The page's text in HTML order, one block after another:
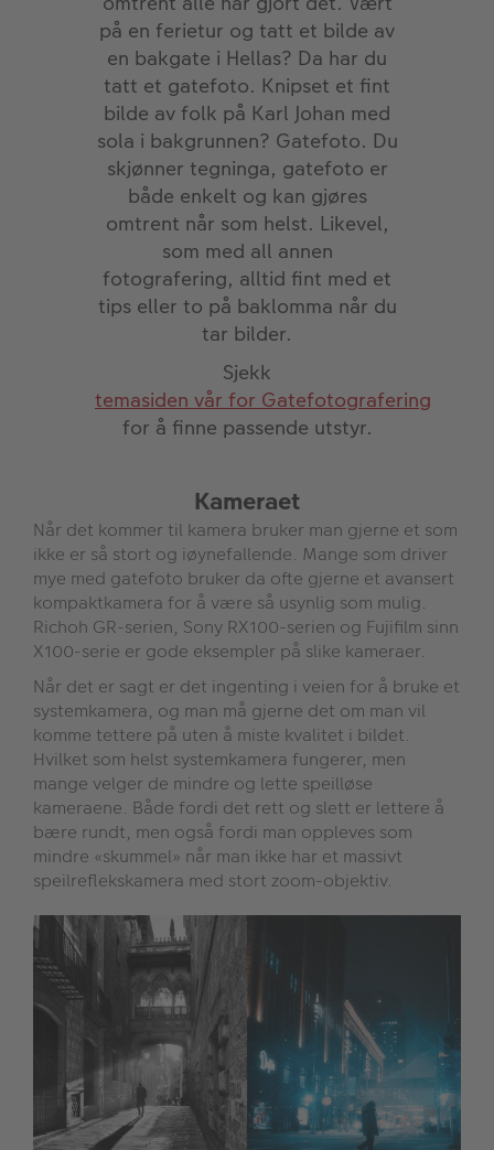
Kampanjer
Merker
Lagersalg
Bildeprodukter
Inspirasjon
på en ferietur og tatt et bilde av
en bakgate i Hellas? Da har du
tatt et gatefoto. Knipset et fint
bilde av folk på Karl Johan med
sola i bakgrunnen? Gatefoto. Du
skjønner tegninga, gatefoto er
både enkelt og kan gjøres
omtrent når som helst. Likevel,
som med all annen
fotografering, alltid fint med et
tips eller to på baklomma når du
tar bilder.
Sjekk
temasiden vår for Gatefotografering
for å finne passende utstyr.
Kameraet
Når det kommer til kamera bruker man gjerne et som
ikke er så stort og iøynefallende. Mange som driver
mye med gatefoto bruker da ofte gjerne et avansert
kompaktkamera for å være så usynlig som mulig.
Richoh GR-serien, Sony RX100-serien og Fujifilm sinn
X100-serie er gode eksempler på slike kameraer.
Når det er sagt er det ingenting i veien for å bruke et
systemkamera, og man må gjerne det om man vil
komme tettere på uten å miste kvalitet i bildet.
Hvilket som helst systemkamera fungerer, men
mange velger de mindre og lette speilløse
kameraene. Både fordi det rett og slett er lettere å
bære rundt, men også fordi man oppleves som
mindre «skummel» når man ikke har et massivt
speilreflekskamera med stort zoom-objektiv.